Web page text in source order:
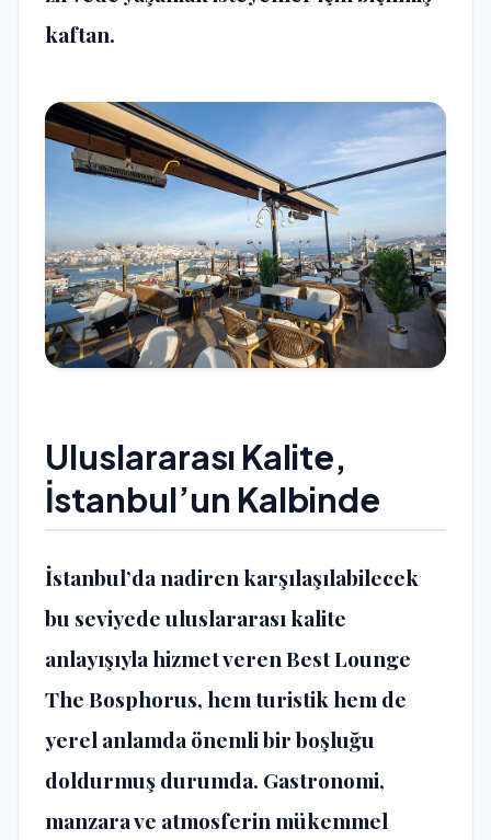
kaftan.
Uluslararası Kalite,
İstanbul’un Kalbinde
İstanbul’da nadiren karşılaşılabilecek
bu seviyede uluslararası kalite
anlayışıyla hizmet veren Best Lounge
The Bosphorus, hem turistik hem de
yerel anlamda önemli bir boşluğu
doldurmuş durumda. Gastronomi,
manzara ve atmosferin mükemmel